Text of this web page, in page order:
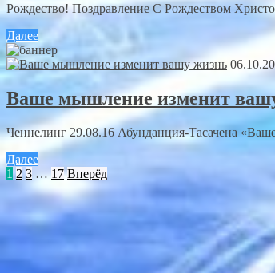
Рождество! Поздравление С Рождеством
Далее
Ваше мышление изменит
Ченнелинг 29.08.16 Абунданция-Тасачена
Далее
1 2 3 … 17 Вперёд